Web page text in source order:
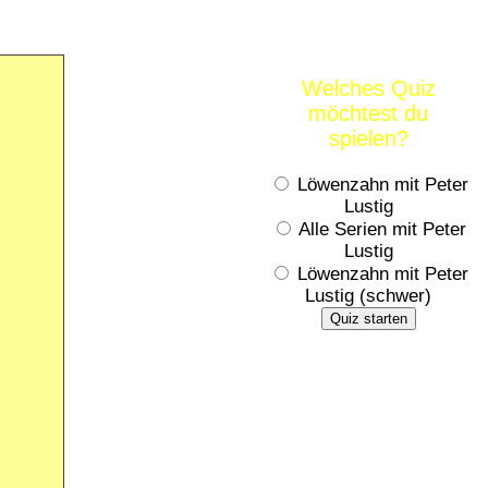
Welches Quiz
möchtest du
spielen?
Löwenzahn mit Peter
Lustig
Alle Serien mit Peter
Lustig
Löwenzahn mit Peter
Lustig (schwer)
Quiz starten